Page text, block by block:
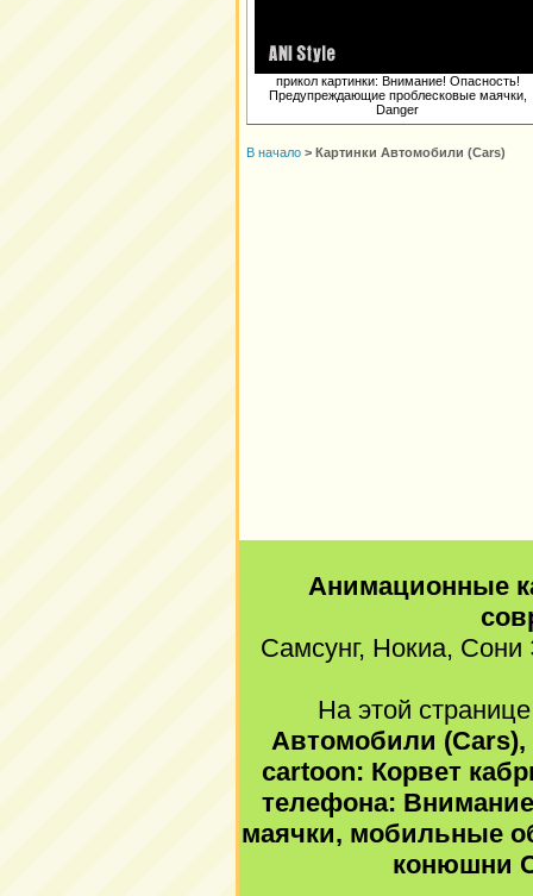
прикол картинки: Внимание! Опасность!
Предупреждающие проблесковые маячки,
Danger
В начало > Картинки Автомобили (Cars)
Анимационные
Самсунг, Нокиа,
На этой
Автомобили (Cars),
cartoon: Корвет
телефона:
маячки, мобильные
конюшни